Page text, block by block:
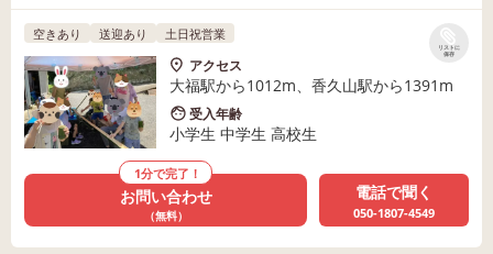
リストに
保存
空きあり 送迎あり 土日祝営業
アクセス
大福駅から1012m、香久山駅から1391m
受入年齢
小学生 中学生 高校生
1分で完了！
お問い合わせ
（無料）
電話で聞く
050-1807-4549